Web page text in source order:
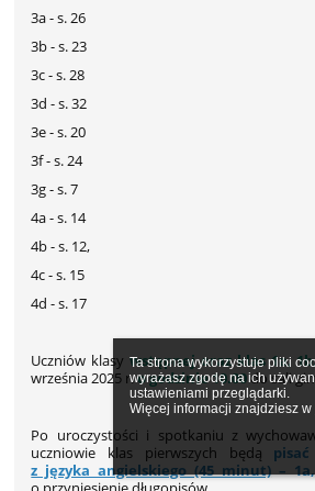
Ta strona wykorzystuje pliki
wyrażasz zgodę na ich
ustawieniami przeglądarki.
Więcej informacji znajdziesz w
3a - s. 26
3b - s. 23
3c - s. 28
3d - s. 32
3e - s. 20
3f - s. 24
3g - s. 7
4a - s. 14
4b - s. 12,
4c - s. 15
4d - s. 17
Uczniów klasy wstępnej oraz klas 1a,
września 2025 r.o godzinie 10.00do sali
Po uroczystości i spotkaniu z
uczniowie klas pierwszych będą pisać
z języka angielskiego (45 minut)–